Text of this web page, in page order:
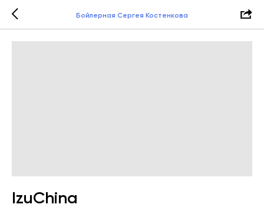
Бойлерная Сергея Костенкова
IzuChina